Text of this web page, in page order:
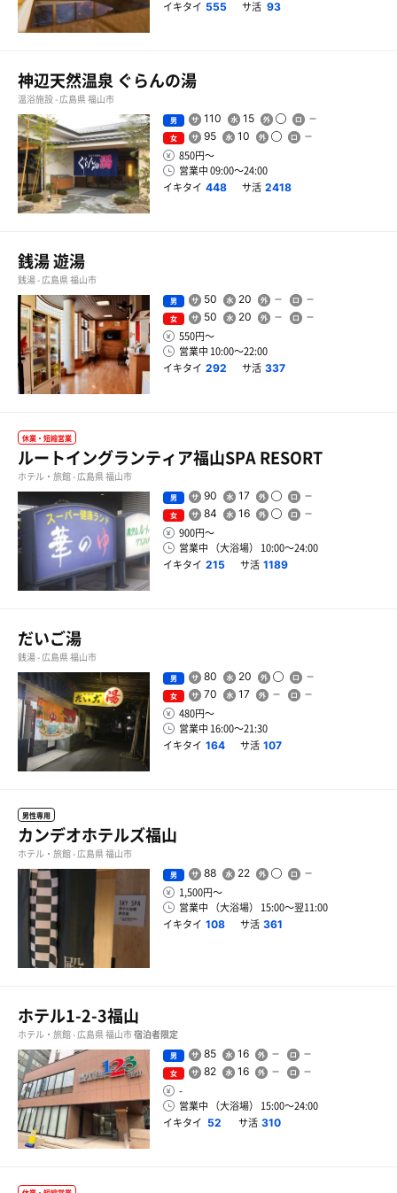
イキタイ 555 サ活 93
神辺天然温泉 ぐらんの湯
温浴施設 - 広島県 福山市
男 110 15
女 95 10
850円〜
営業中 09:00〜24:00
イキタイ 448 サ活 2418
銭湯 遊湯
銭湯 - 広島県 福山市
男 50 20
女 50 20
550円〜
営業中 10:00〜22:00
イキタイ 292 サ活 337
休業・短縮営業
ルートイングランティア福山SPA RESORT
ホテル・旅館 - 広島県 福山市
男 90 17
女 84 16
900円〜
営業中 （大浴場） 10:00〜24:00
イキタイ 215 サ活 1189
だいご湯
銭湯 - 広島県 福山市
男 80 20
女 70 17
480円〜
営業中 16:00〜21:30
イキタイ 164 サ活 107
男性専用
カンデオホテルズ福山
ホテル・旅館 - 広島県 福山市
男 88 22
1,500円〜
営業中 （大浴場） 15:00〜翌11:00
イキタイ 108 サ活 361
ホテル1-2-3福山
ホテル・旅館 - 広島県 福山市宿泊者限定
男 85 16
女 82 16
-
営業中 （大浴場） 15:00〜24:00
イキタイ 52 サ活 310